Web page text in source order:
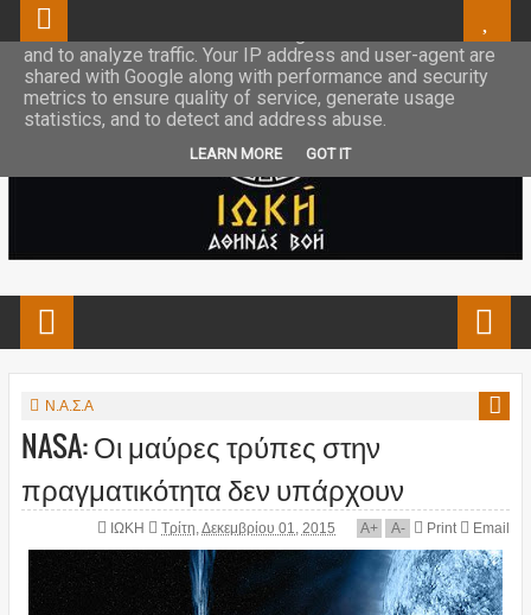
Ν.Α.Σ.Α
NASA: Οι μαύρες τρύπες στην
πραγματικότητα δεν υπάρχουν
ΙΩΚΗ Τρίτη, Δεκεμβρίου 01, 2015 A+ A- Print Email
This site uses cookies from Google to deliver its services
and to analyze traffic. Your IP address and user-agent are
shared with Google along with performance and security
metrics to ensure quality of service, generate usage
statistics, and to detect and address abuse.
LEARN MORE GOT IT